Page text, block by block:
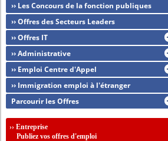
›› Les Concours de la fonction publiques
›› Offres des Secteurs Leaders
›› Offres IT
›› Administrative
›› Emploi Centre d'Appel
›› Immigration emploi à l'étranger
Parcourir les Offres
››Entreprise
Publiez vos offres d'emploi